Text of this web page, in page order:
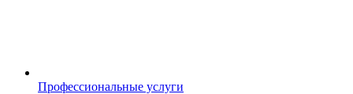
Профессиональные услуги